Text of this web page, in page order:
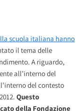
scuola italiana hanno
il tema delle
A riguardo,
all’interno del
del contesto
Questo
della Fondazione